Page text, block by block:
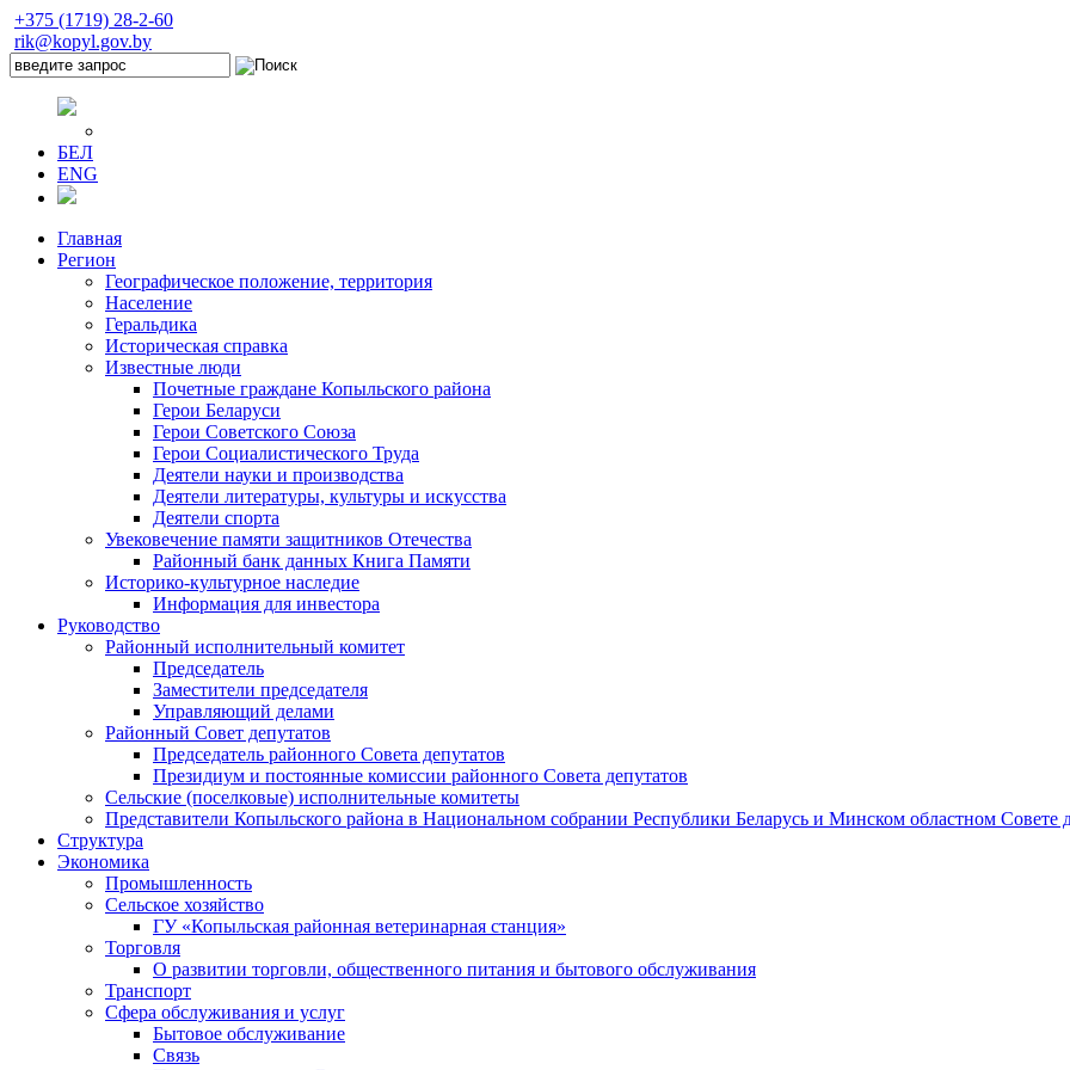
+375 (1719) 28-2-60
rik@kopyl.gov.by
БЕЛ
ENG
Главная
Регион
Географическое положение, территория
Население
Геральдика
Историческая справка
Известные люди
Почетные граждане Копыльского района
Герои Беларуси
Герои Советского Союза
Герои Социалистического Труда
Деятели науки и производства
Деятели литературы, культуры и искусства
Деятели спорта
Увековечение памяти защитников Отечества
Районный банк данных Книга Памяти
Историко-культурное наследие
Информация для инвестора
Руководство
Районный исполнительный комитет
Председатель
Заместители председателя
Управляющий делами
Районный Совет депутатов
Председатель районного Совета депутатов
Президиум и постоянные комиссии районного Совета депутатов
Сельские (поселковые) исполнительные комитеты
Представители Копыльского района в Национальном собрании Республики Беларусь и Минском областном Совете
Структура
Экономика
Промышленность
Сельское хозяйство
ГУ «Копыльская районная ветеринарная станция»
Торговля
О развитии торговли, общественного питания и бытового обслуживания
Транспорт
Сфера обслуживания и услуг
Бытовое обслуживание
Связь